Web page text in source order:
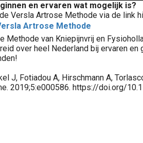
en ervaren wat mogelijk is?
Versla Artrose Methode via de link
Artrose Methode
Methode van Kniepijnvrij en
over heel Nederland bij ervaren
J, Fotiadou A, Hirschmann A,
2019;5:e000586. https://doi.org/